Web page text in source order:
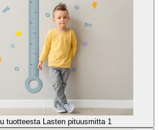
tuotteesta Lasten pituusmitta 1